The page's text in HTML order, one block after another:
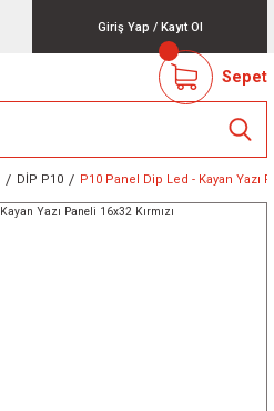
Giriş Yap / Kayıt Ol
Sepet
DİP P10 P10 Panel Dip Led - Kayan Yazı